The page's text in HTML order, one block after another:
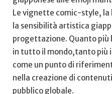
Le vignette comic-style,
la ⁣sensibilità artistica
progettazione. ⁤Quanto ⁢più
in tutto il mondo,tanto più
come un punto di
nella ​creazione di
pubblico globale.